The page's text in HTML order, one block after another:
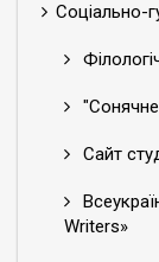
Соціально-
Сайт
Writers»